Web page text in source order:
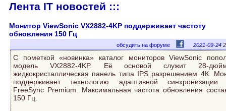
Лента IT новостей :::
Монитор ViewSonic VX2882-4KP поддерживает частоту
обновления 150 Гц
обсудить на форуме 2021-09-24
С пометкой «новинка» каталог мониторов ViewSonic
модель VX2882-4KP. Её основой служит 28-
жидкокристаллическая панель типа IPS разрешением 4К.
поддерживает технологию адаптивной синхронизации
FreeSync Premium. Максимальная частота обновления
150 Гц.